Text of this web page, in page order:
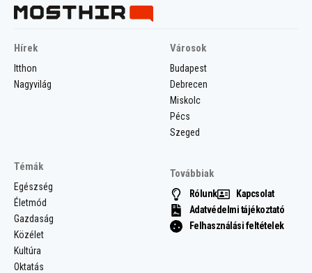
Hírek
Itthon
Nagyvilág
Városok
Budapest
Debrecen
Miskolc
Pécs
Szeged
Témák
Egészség
Életmód
Gazdaság
Közélet
Kultúra
Oktatás
Továbbiak
Rólunk
Kapcsolat
Adatvédelmi tájékoztató
Felhasználási feltételek